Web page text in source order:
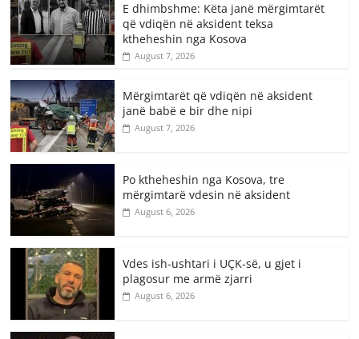
E dhimbshme: Këta janë mërgimtarët
që vdiqën në aksident teksa
ktheheshin nga Kosova
August 7, 2026
Mërgimtarët që vdiqën në aksident
janë babë e bir dhe nipi
August 7, 2026
Po ktheheshin nga Kosova, tre
mërgimtarë vdesin në aksident
August 6, 2026
Vdes ish-ushtari i UÇK-së, u gjet i
plagosur me armë zjarri
August 6, 2026